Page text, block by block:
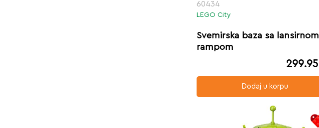
60434
LEGO City
Svemirska baza sa lansirnom
rampom
299.95
Dodaj u korpu